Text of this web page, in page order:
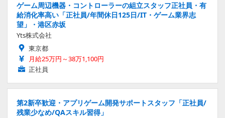
ゲーム周辺機器・コントローラーの組立スタッフ正社員・有
給消化率高い「正社員/年間休日125日/IT・ゲーム業界志
望」・港区赤坂
Yts株式会社
東京都
月給25万円～38万1,100円
正社員
第2新卒歓迎・アプリゲーム開発サポートスタッフ「正社員/
残業少なめ/QAスキル習得」